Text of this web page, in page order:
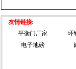
友情链接:
平衡门厂家
环
电子地磅